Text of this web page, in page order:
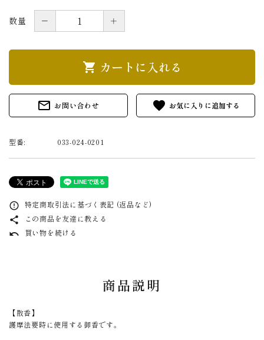
数量 － ＋
shopping_cart カートに入れる
mail_outline お問い合わせ favorite
型番: 033-024-0201
error_outline 特定商取引法に基づく表記 (返品など)
share この商品を友達に教える
undo 買い物を続ける
商品説明
【散香】
護摩法要時に使用する御香です。